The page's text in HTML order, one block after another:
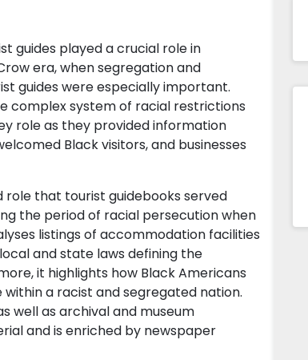
guides played a crucial role in
era, when segregation and
guides were especially important.
complex system of racial restrictions
role as they provided information
Black visitors, and businesses
that tourist guidebooks served
the period of racial persecution when
listings of accommodation facilities
and state laws defining the
it highlights how Black Americans
a racist and segregated nation.
well as archival and museum
and is enriched by newspaper